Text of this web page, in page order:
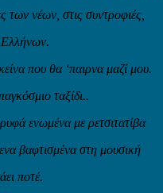
των νέων, στις συντροφιές,
Ελλήνων.
που θα ‘παιρνα μαζί μου.
ταξίδι..
ενωμένα με ρετσιτατίβα
βαφτισμένα στη μουσική
ποτέ.